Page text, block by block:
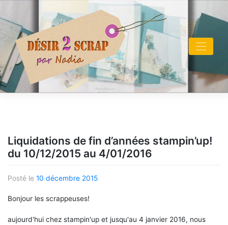
content
Liquidations de fin d’années stampin’up!
du 10/12/2015 au 4/01/2016
Posté le 10 décembre 2015
Bonjour les scrappeuses!
aujourd'hui chez stampin'up et jusqu'au 4 janvier 2016, nous